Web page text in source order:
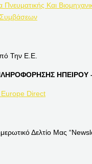
Πνευματικής Και
Συμβάσεων
Την Ε.Ε.
ΗΠΕΙΡΟΥ –
Direct
Δελτίο Μας